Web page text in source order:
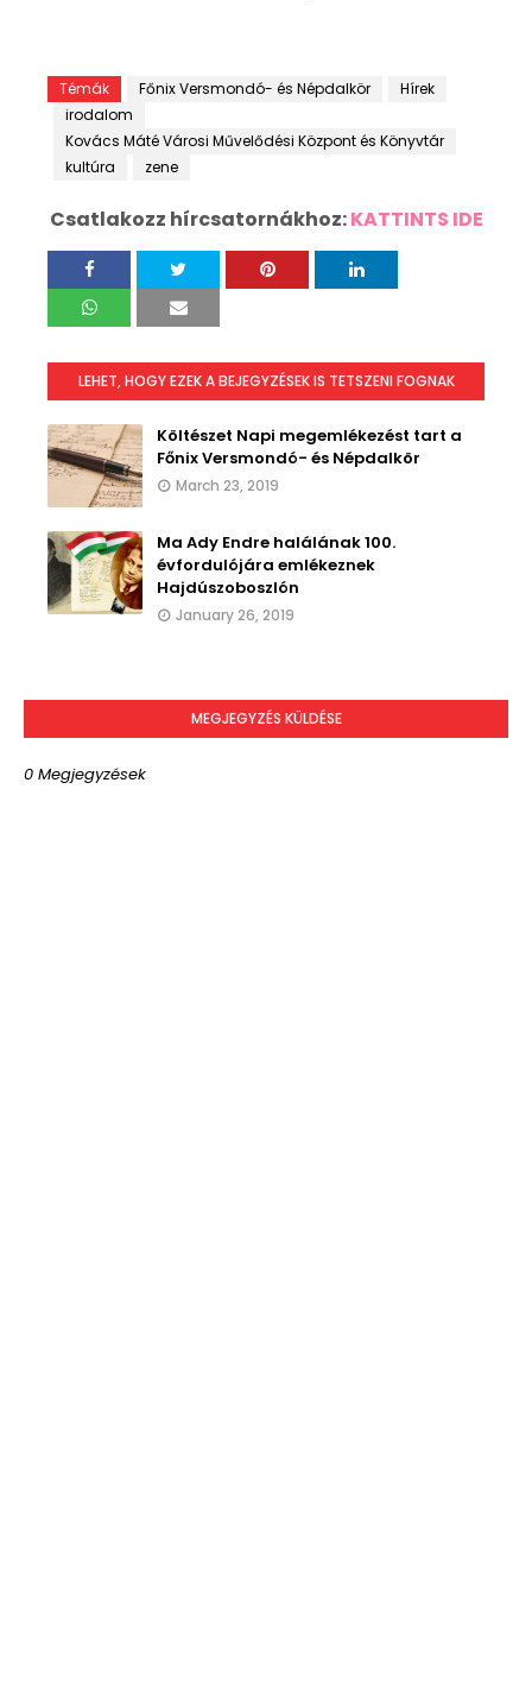
Témák Főnix Versmondó- és Népdalkör
Hírek
irodalom
Kovács Máté Városi Művelődési Központ és Könyvtár
kultúra
zene
Csatlakozz hírcsatornákhoz:KATTINTS IDE
LEHET, HOGY EZEK A BEJEGYZÉSEK IS TETSZENI FOGNAK
Költészet Napi megemlékezést tart a
Főnix Versmondó- és Népdalkör
March 23, 2019
Ma Ady Endre halálának 100.
évfordulójára emlékeznek
Hajdúszoboszlón
January 26, 2019
MEGJEGYZÉS KÜLDÉSE
0 Megjegyzések